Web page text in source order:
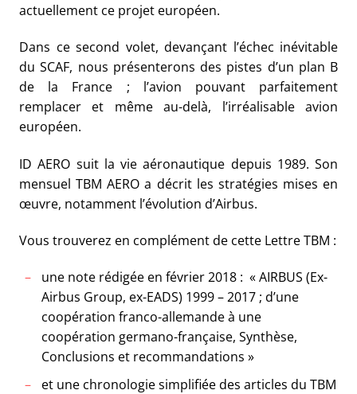
actuellement ce projet européen.
Dans ce second volet, devançant l’échec inévitable
du SCAF, nous présenterons des pistes d’un plan B
de la France ; l’avion pouvant parfaitement
remplacer et même au-delà, l’irréalisable avion
européen.
ID AERO suit la vie aéronautique depuis 1989. Son
mensuel TBM AERO a décrit les stratégies mises en
œuvre, notamment l’évolution d’Airbus.
Vous trouverez en complément de cette Lettre TBM :
une note rédigée en février 2018 : « AIRBUS (Ex-
Airbus Group, ex-EADS) 1999 – 2017 ; d’une
coopération franco-allemande à une
coopération germano-française, Synthèse,
Conclusions et recommandations »
et une chronologie simplifiée des articles du TBM